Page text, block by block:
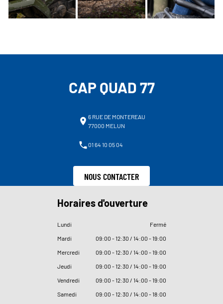
CAP QUAD 77
6 RUE DE MONTEREAU
77000 MELUN
01 64 10 05 04
NOUS CONTACTER
Horaires d'ouverture
Lundi
Fermé
Mardi
09:00 - 12:30 / 14:00 - 19:00
Mercredi
09:00 - 12:30 / 14:00 - 19:00
Jeudi
09:00 - 12:30 / 14:00 - 19:00
Vendredi
09:00 - 12:30 / 14:00 - 19:00
Samedi
09:00 - 12:30 / 14:00 - 18:00